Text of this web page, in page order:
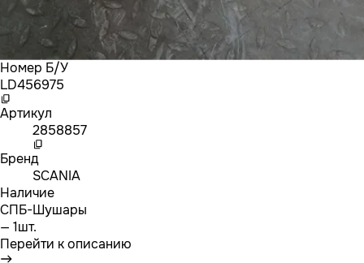
Номер Б/У
LD456975
Артикул
2858857
Бренд
SCANIA
Наличие
СПБ-Шушары
— 1шт.
Перейти к описанию